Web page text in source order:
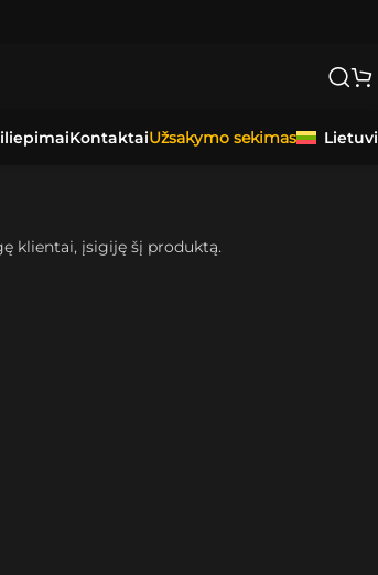
KontaktaiUžsakymo sekimas
klientai, įsigiję šį produktą.